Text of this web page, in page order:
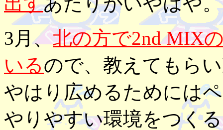
3月、 北の方で2nd MIX
いるので、教えてもら
やはり広めるためには
やりやすい環境をつく